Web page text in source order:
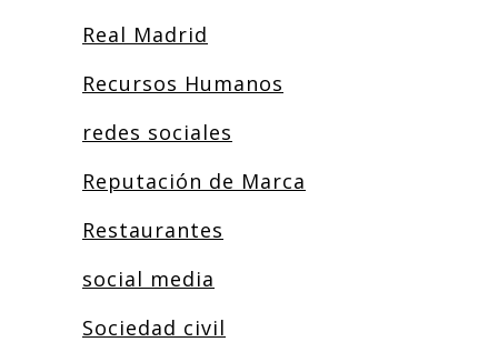
Real Madrid
Recursos Humanos
redes sociales
Reputación de Marca
Restaurantes
social media
Sociedad civil